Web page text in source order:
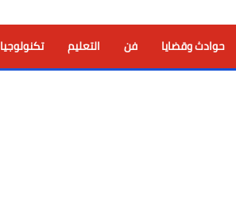
حوادث وقضايا فن التعليم تكنولوجيا